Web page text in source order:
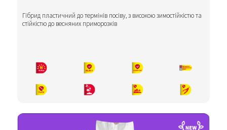
Гібрид пластичний до термінів посіву, з високою зимостійкістю та
стійкістю до весняних приморозків